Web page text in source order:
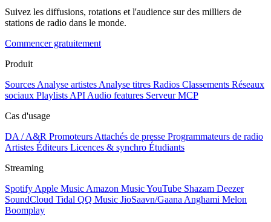
Suivez les diffusions, rotations et l'audience sur des milliers de
stations de radio dans le monde.
Commencer gratuitement
Produit
Sources Analyse artistes Analyse titres Radios Classements Réseaux
sociaux Playlists API Audio features Serveur MCP
Cas d'usage
DA / A&R Promoteurs Attachés de presse Programmateurs de radio
Artistes Éditeurs Licences & synchro Étudiants
Streaming
Spotify Apple Music Amazon MusicYouTube Shazam Deezer
SoundCloud Tidal QQ Music JioSaavn/Gaana Anghami Melon
Boomplay